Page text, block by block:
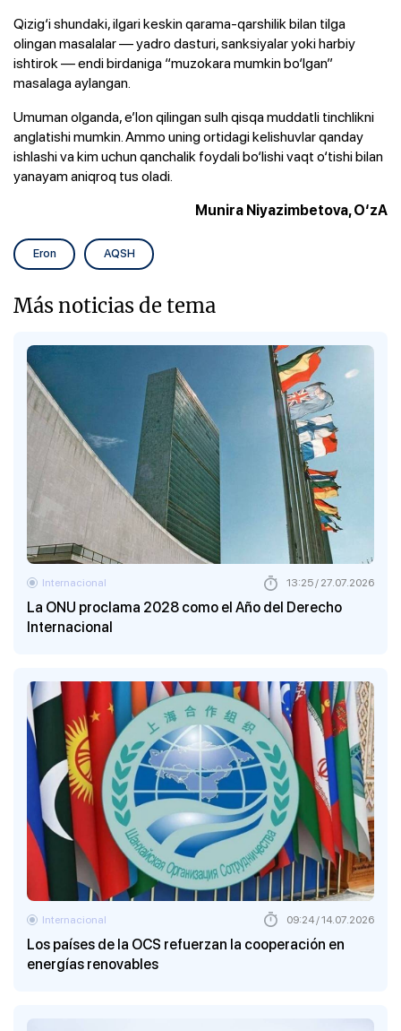
Qizig‘i shundaki, ilgari keskin qarama-qarshilik bilan tilga
olingan masalalar — yadro dasturi, sanksiyalar yoki harbiy
ishtirok — endi birdaniga “muzokara mumkin bo‘lgan”
masalaga aylangan.
Umuman olganda, e’lon qilingan sulh qisqa muddatli tinchlikni
anglatishi mumkin. Ammo uning ortidagi kelishuvlar qanday
ishlashi va kim uchun qanchalik foydali bo‘lishi vaqt o‘tishi bilan
yanayam aniqroq tus oladi.
Munira Niyazimbetova, O‘zA
Eron AQSH
Más noticias de tema
La ONU proclama 2028 como el Año del Derecho
Internacional
Internacional 13:25 / 27.07.2026
Los países de la OCS refuerzan la cooperación en
energías renovables
Internacional 09:24 / 14.07.2026